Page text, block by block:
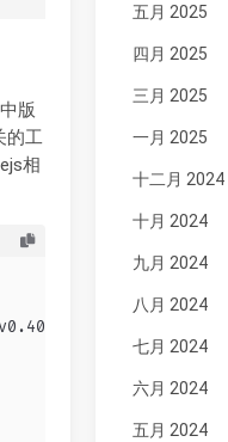
版
的工
相
install.sh | bash
五月 2025
四月 2025
三月 2025
一月 2025
十二月 2024
十月 2024
九月 2024
八月 2024
七月 2024
六月 2024
五月 2024